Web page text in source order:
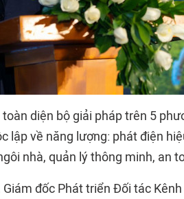
diện bộ giải pháp trên 5
lập về năng lượng: phát điện
nhà, quản lý thông minh, an
đốc Phát triển Đối tác